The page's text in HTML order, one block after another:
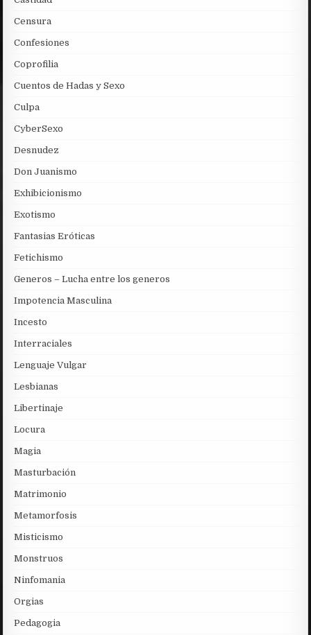
Censura
Confesiones
Coprofilia
Cuentos de Hadas y Sexo
Culpa
CyberSexo
Desnudez
Don Juanismo
Exhibicionismo
Exotismo
Fantasias Eróticas
Fetichismo
Generos – Lucha entre los generos
Impotencia Masculina
Incesto
Interraciales
Lenguaje Vulgar
Lesbianas
Libertinaje
Locura
Magia
Masturbación
Matrimonio
Metamorfosis
Misticismo
Monstruos
Ninfomania
Orgias
Pedagogia